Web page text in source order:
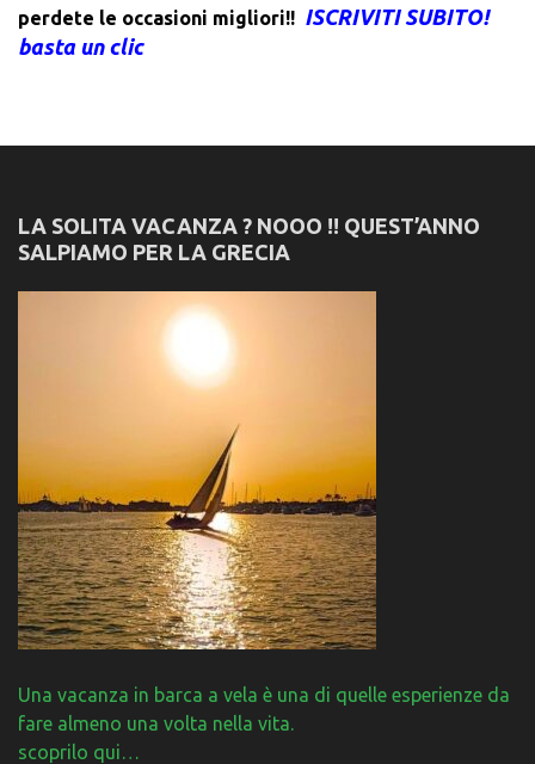
perdete le occasioni migliori!! ISCRIVITI SUBITO!
basta un clic
LA SOLITA VACANZA ? NOOO !! QUEST’ANNO
SALPIAMO PER LA GRECIA
Una vacanza in barca a vela è una di quelle esperienze da
fare almeno una volta nella vita.
scoprilo qui…